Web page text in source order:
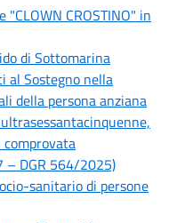
CROSTINO" in
di Sottomarina
al Sostegno nella
della persona anziana
– DGR 564/2025)
sanitario di persone